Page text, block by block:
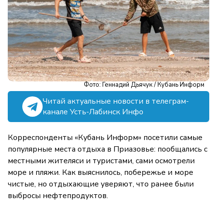
Фото: Геннадий Дьячук / Кубань Информ
Читай актуальные новости в телеграм-
канале Усть-Лабинск Инфо
Корреспонденты «Кубань Информ» посетили самые
популярные места отдыха в Приазовье: пообщались с
местными жителяси и туристами, сами осмотрели
море и пляжи. Как выяснилось, побережье и море
чистые, но отдыхающие уверяют, что ранее были
выбросы нефтепродуктов.